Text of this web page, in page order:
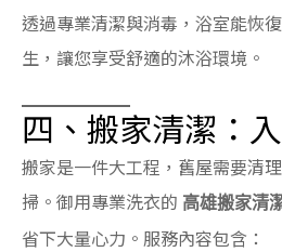
透過專業清潔與消毒，浴室能恢
生，讓您享受舒適的沐浴環境。
四、搬家清潔：
搬家是一件大工程，舊屋需要清
掃。御用專業洗衣的 高雄搬家清
省下大量心力。服務內容包含：